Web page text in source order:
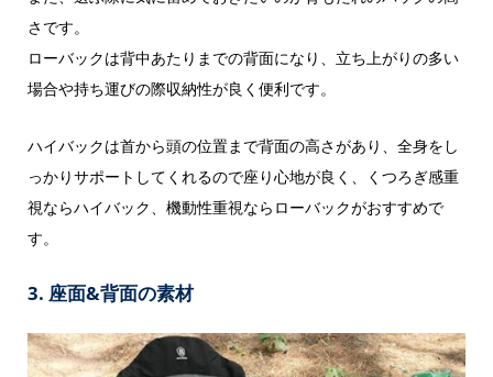
さです。
ローバックは背中あたりまでの背面になり、立ち上がりの多い
場合や持ち運びの際収納性が良く便利です。
ハイバックは首から頭の位置まで背面の高さがあり、全身をし
っかりサポートしてくれるので座り心地が良く、くつろぎ感重
視ならハイバック、機動性重視ならローバックがおすすめで
す。
3. 座面&背面の素材